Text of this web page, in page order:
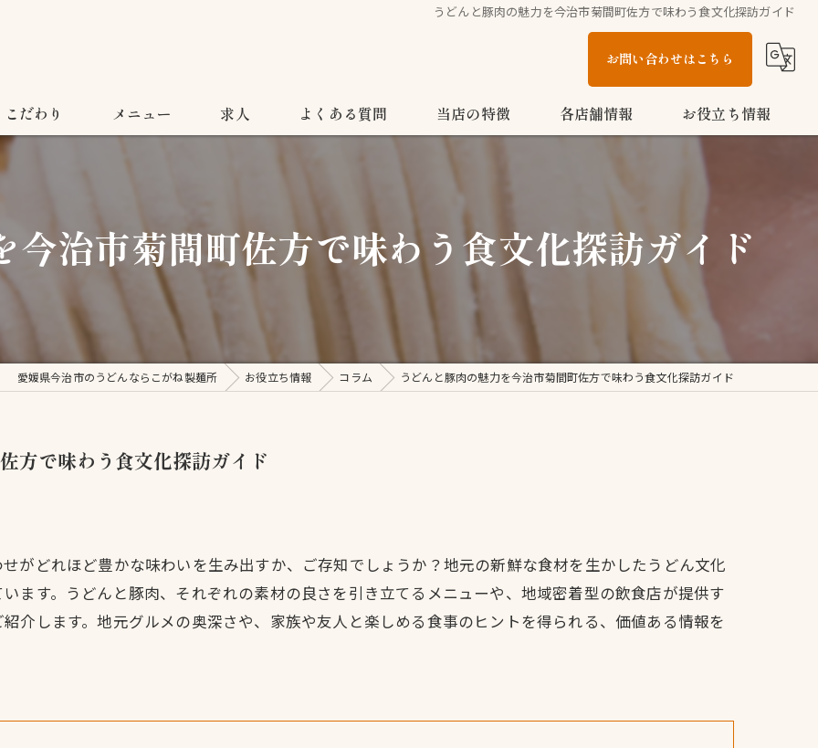
うどんと豚肉の魅力を今治市菊間町佐方で味わう食文化探訪ガイド
お問い合わせはこちら
こだわり メニュー 求人 よくある質問 当店の特徴
多度津町のうどん
テイクアウト
お子様メニュー
各店舗情報
こがね製麺所 多度津店
お役立ち情報
今治市菊間町佐方で味わう食文化探訪ガイド
愛媛県今治市のうどんならこがね製麺所 お役立ち情報 コラム うどんと豚肉の魅力を今治市菊間町佐方で味わう食文化探訪ガイド
方で味わう食文化探訪ガイド
がどれほど豊かな味わいを生み出すか、ご存知でしょうか？地元の新鮮な食材を生かしたうどん文化
ます。うどんと豚肉、それぞれの素材の良さを引き立てるメニューや、地域密着型の飲食店が提供す
介します。地元グルメの奥深さや、家族や友人と楽しめる食事のヒントを得られる、価値ある情報を